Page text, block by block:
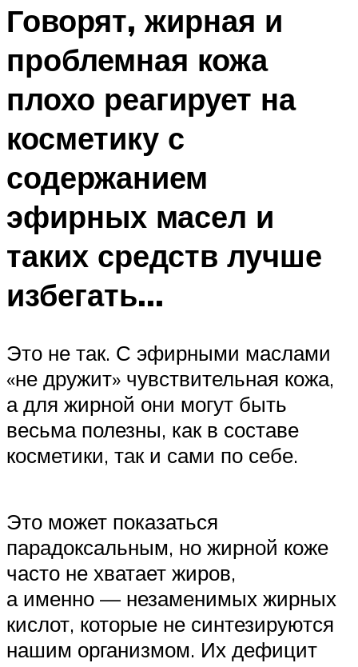
Говорят, жирная и
проблемная кожа
плохо реагирует на
косметику с
содержанием
эфирных масел и
таких средств лучше
избегать…
Это не так. С эфирными маслами
«не дружит» чувствительная кожа,
а для жирной они могут быть
весьма полезны, как в составе
косметики, так и сами по себе.
Это может показаться
парадоксальным, но жирной коже
часто не хватает жиров,
а именно — незаменимых жирных
кислот, которые не синтезируются
нашим организмом. Их дефицит